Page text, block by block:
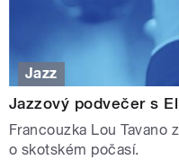
Jazz
Jazzový podvečer s
Francouzka Lou Tavano
o skotském počasí.